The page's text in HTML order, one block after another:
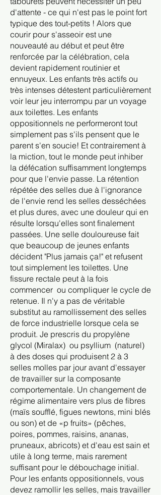
d'attente - ce qui n'est pas le point fort
typique des tout-petits ! Alors que
courir pour s'asseoir est une
nouveauté au début et peut être
renforcée par la célébration, cela
devient rapidement routinier et
ennuyeux. Les enfants très actifs ou
très intenses détestent particulièrement
voir leur jeu interrompu par un voyage
aux toilettes. Les enfants
oppositionnels ne performeront tout
simplement pas s'ils pensent que le
parent s'en soucie! Et contrairement à
la miction, tout le monde peut inhiber
la défécation suffisamment longtemps
pour que l'envie passe. La rétention
répétée des selles due à l'ignorance
de l'envie rend les selles desséchées
et plus dures, avec une douleur qui en
résulte lorsqu'elles sont finalement
passées. Une selle douloureuse fait
que beaucoup de jeunes enfants
décident "Plus jamais ça!" et refusent
tout simplement les toilettes. Une
fissure rectale peut à la fois
commencer ou compliquer le cycle de
retenue. Il n'y a pas de véritable
substitut au ramollissement des selles
de force industrielle lorsque cela se
produit. Je prescris du propylène
glycol (Miralax) ou psyllium (naturel)
à des doses qui produisent 2 à 3
selles molles par jour avant d'essayer
de travailler sur la composante
comportementale. Un changement de
régime alimentaire vers plus de fibres
(maïs soufflé, figues newtons, mini blés
ou son) et de «p fruits» (pêches,
poires, pommes, raisins, ananas,
pruneaux, abricots) et d'eau est sain et
utile à long terme, mais rarement
suffisant pour le débouchage initial.
Pour les enfants oppositionnels, vous
devez ramollir les selles, mais travailler